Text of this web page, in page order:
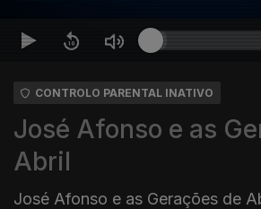
CONTROLO PARENTAL INATIVO
José Afonso e as
Abril
José Afonso e as Gerações de